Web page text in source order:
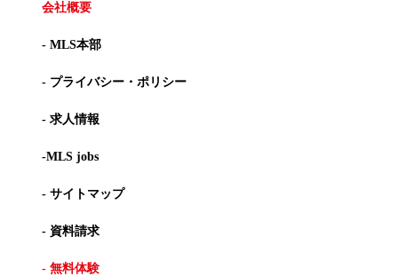
会社概要
- MLS本部
- プライバシー・ポリシー
- 求人情報
-MLS jobs
- サイトマップ
- 資料請求
- 無料体験